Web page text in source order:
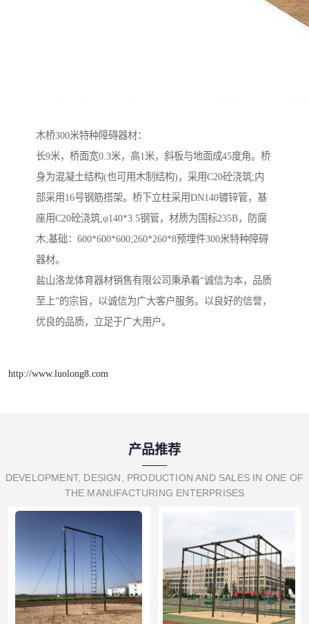
木桥300米特种障碍器材：
长9米，桥面宽0.3米，高1米，斜板与地面成45度角。桥
身为混凝土结构(也可用木制结构)，采用C20砼浇筑;内
部采用16号钢筋搭架。桥下立柱采用DN140镀锌管，基
座用C20砼浇筑;φ140*3.5钢管，材质为国标235B，防腐
木;基础：600*600*600;260*260*8预埋件300米特种障碍
器材。
盐山洛龙体育器材销售有限公司秉承着“诚信为本，品质
至上”的宗旨，以诚信为广大客户服务。以良好的信誉，
优良的品质，立足于广大用户。
http://www.luolong8.com
产品推荐
DEVELOPMENT, DESIGN, PRODUCTION AND SALES IN ONE OF
THE MANUFACTURING ENTERPRISES